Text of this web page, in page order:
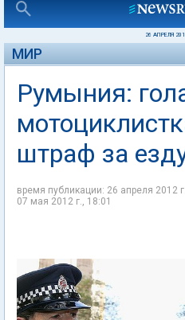
26 АПРЕЛЯ
МИР
Румыния:
штраф за
время публикации: 26 апреля 2012
07 мая 2012 г., 18:01